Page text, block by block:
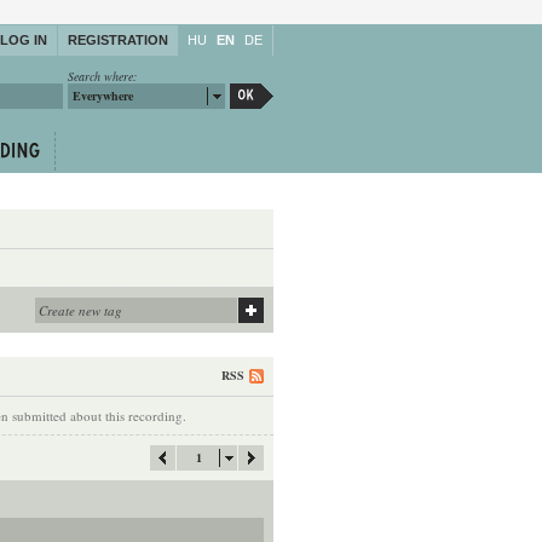
LOG IN REGISTRATION HU EN DE
Search where:
Everywhere
RSS
submitted about this recording.
1